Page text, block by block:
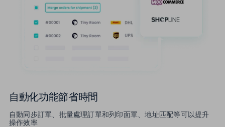
自動化功能節省時間
自動同步訂單、批量處理訂單和列印面單、地址匹配等可以提升
操作效率